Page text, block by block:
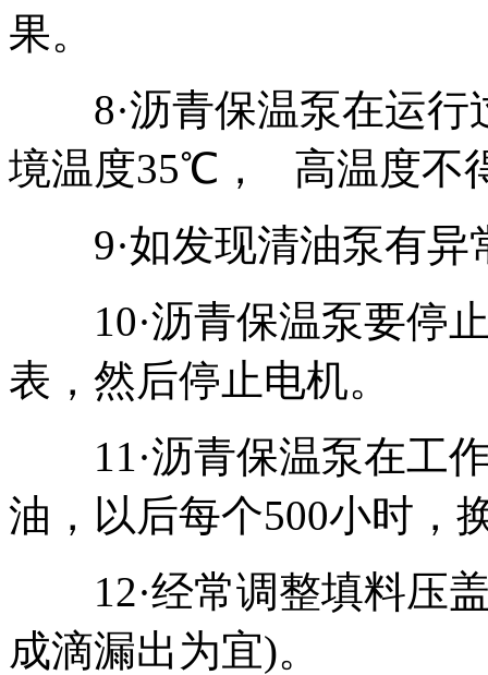
果。
8·沥青保温泵在运行
境温度35℃， 高温度不
9·如发现清油泵有异
10·沥青保温泵要停止
表，然后停止电机。
11·沥青保温泵在工
油，以后每个500小时，
12·经常调整填料压盖
成滴漏出为宜)。